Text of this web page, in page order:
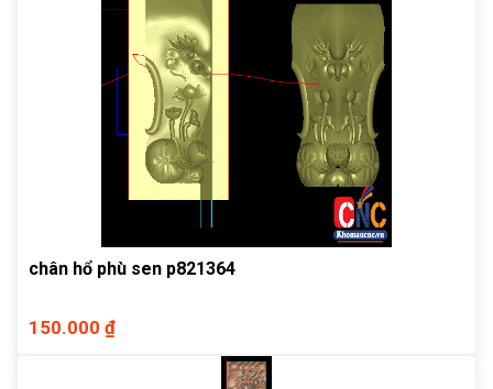
chân hổ phù sen p821364
150.000 ₫